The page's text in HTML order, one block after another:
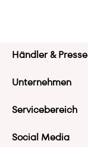
Händler & Presse
Unternehmen
Servicebereich
Social Media